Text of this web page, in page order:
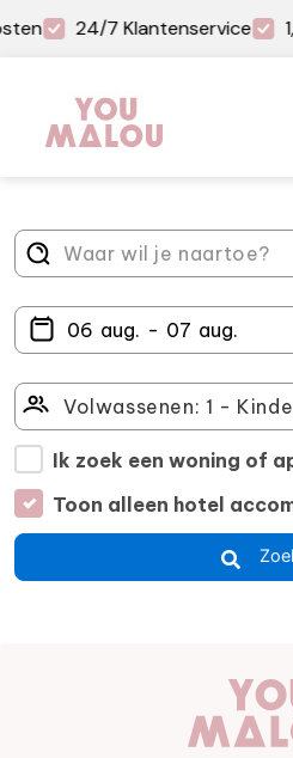
24/7 Klantenservice
Ik zoek een woning of
Toon alleen hotel